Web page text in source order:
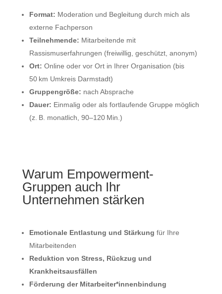
Format: Moderation und Begleitung durch mich als
externe Fachperson
Teilnehmende: Mitarbeitende mit
Rassismuserfahrungen (freiwillig, geschützt, anonym)
Ort: Online oder vor Ort in Ihrer Organisation (bis
50 km Umkreis Darmstadt)
Gruppengröße: nach Absprache
Dauer: Einmalig oder als fortlaufende Gruppe möglich
(z. B. monatlich, 90–120 Min.)
Warum Empowerment-
Gruppen auch Ihr
Unternehmen stärken
Emotionale Entlastung und Stärkung für Ihre
Mitarbeitenden
Reduktion von Stress, Rückzug und
Krankheitsausfällen
Förderung der Mitarbeiter*innenbindung